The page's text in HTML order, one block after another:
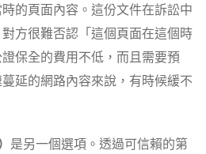
的頁面內容。這份文件在訴訟中
方很難否認「這個頁面在這個時
保全的費用不低，而且需要預
延的網路內容來說，有時候緩不
是另一個選項。透過可信賴的第